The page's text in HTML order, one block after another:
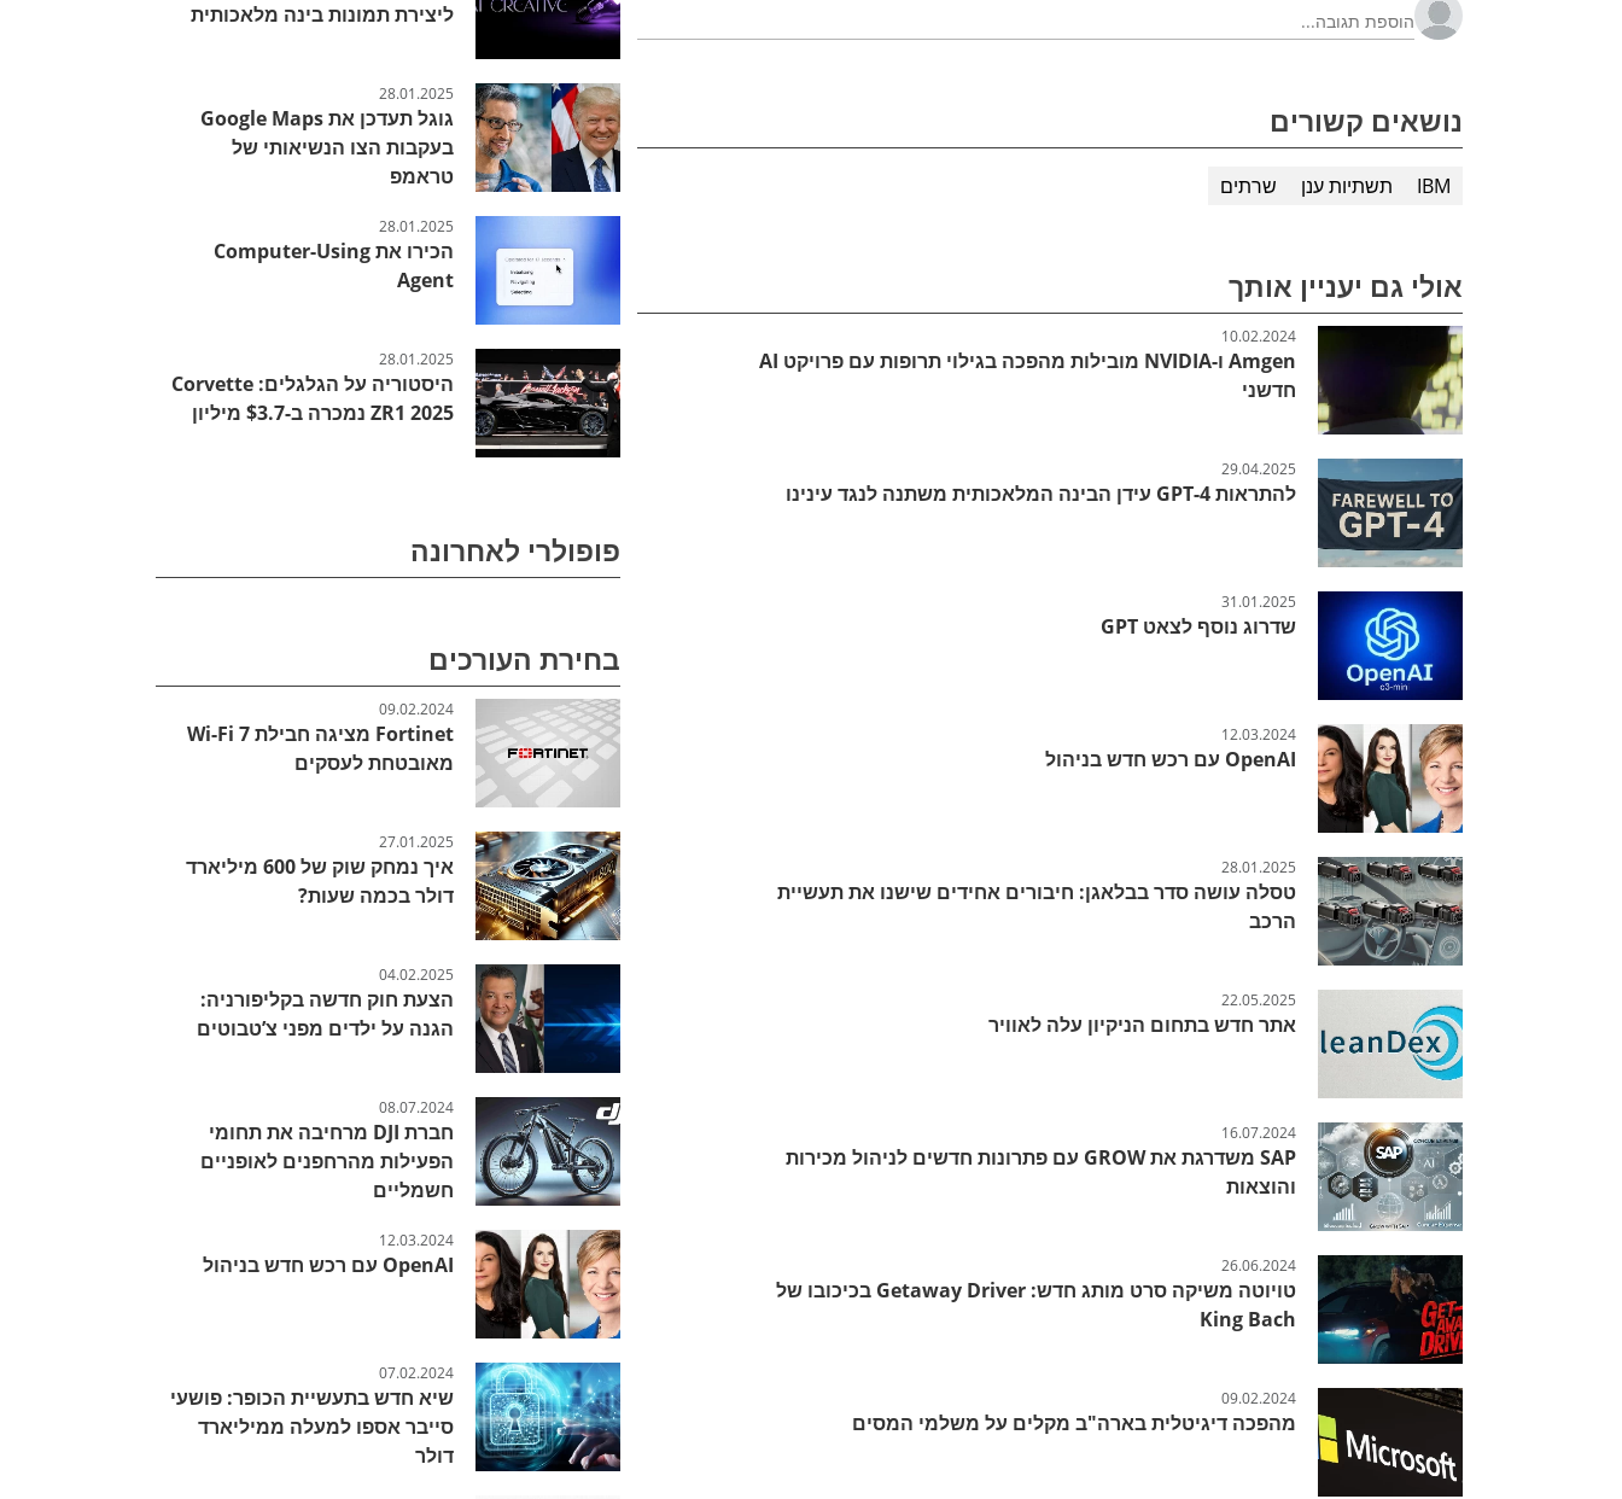
נושאים קשורים
IBM תשתיות ענן שרתים
אולי גם יעניין אותך
10.02.2024
Amgen ו-NVIDIA מובילות מהפכה בגילוי תרופות עם פרויקט AI
חדשני
29.04.2025
להתראות GPT-4 עידן הבינה המלאכותית משתנה לנגד עינינו
31.01.2025
שדרוג נוסף לצאט GPT
12.03.2024
OpenAI עם רכש חדש בניהול
28.01.2025
טסלה עושה סדר בבלאגן: חיבורים אחידים שישנו את תעשיית
הרכב
22.05.2025
אתר חדש בתחום הניקיון עלה לאוויר
16.07.2024
SAP משדרגת את GROW עם פתרונות חדשים לניהול מכירות
והוצאות
26.06.2024
טויוטה משיקה סרט מותג חדש: Getaway Driver בכיכובו של
King Bach
09.02.2024
מהפכה דיגיטלית בארה"ב מקלים על משלמי המסים
ליצירת תמונות בינה מלאכותית
28.01.2025
גוגל תעדכן את Google Maps
בעקבות הצו הנשיאותי של
טראמפ
28.01.2025
הכירו את Computer-Using
Agent
28.01.2025
היסטוריה על הגלגלים: Corvette
ZR1 2025 נמכרה ב-$3.7 מיליון
פופולרי לאחרונה
בחירת העורכים
09.02.2024
Fortinet מציגה חבילת Wi-Fi 7
מאובטחת לעסקים
27.01.2025
איך נמחק שוק של 600 מיליארד
דולר בכמה שעות?
04.02.2025
הצעת חוק חדשה בקליפורניה:
הגנה על ילדים מפני צ’טבוטים
08.07.2024
חברת DJI מרחיבה את תחומי
הפעילות מהרחפנים לאופניים
חשמליים
12.03.2024
OpenAI עם רכש חדש בניהול
07.02.2024
שיא חדש בתעשיית הכופר: פושעי
סייבר אספו למעלה ממיליארד
דולר